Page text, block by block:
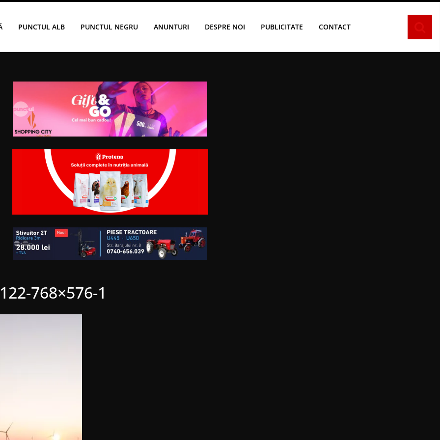
PUNCTUL ALB PUNCTUL NEGRU ANUNTURI DESPRE NOI PUBLICITATE CONTACT
768×576-1